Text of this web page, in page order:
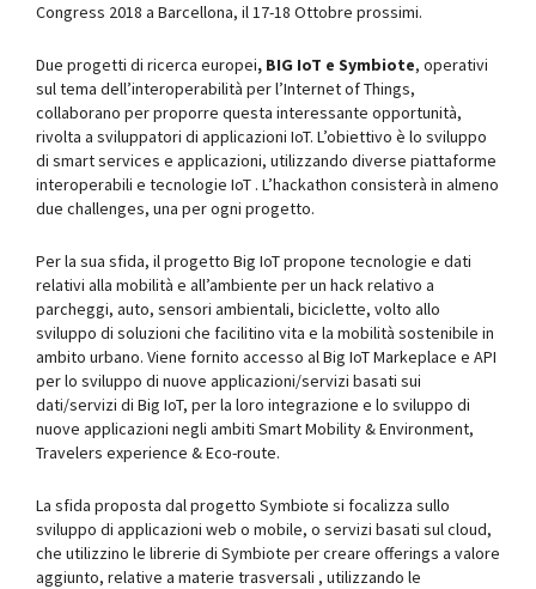
Congress 2018 a Barcellona, il 17-18 Ottobre prossimi.
Due progetti di ricerca europei, BIG IoT e Symbiote, operativi
sul tema dell’interoperabilità per l’Internet of Things,
collaborano per proporre questa interessante opportunità,
rivolta a sviluppatori di applicazioni IoT. L’obiettivo è lo sviluppo
di smart services e applicazioni, utilizzando diverse piattaforme
interoperabili e tecnologie IoT . L’hackathon consisterà in almeno
due challenges, una per ogni progetto.
Per la sua sfida, il progetto Big IoT propone tecnologie e dati
relativi alla mobilità e all’ambiente per un hack relativo a
parcheggi, auto, sensori ambientali, biciclette, volto allo
sviluppo di soluzioni che facilitino vita e la mobilità sostenibile in
ambito urbano. Viene fornito accesso al Big IoT Markeplace e API
per lo sviluppo di nuove applicazioni/servizi basati sui
dati/servizi di Big IoT, per la loro integrazione e lo sviluppo di
nuove applicazioni negli ambiti Smart Mobility & Environment,
Travelers experience & Eco-route.
La sfida proposta dal progetto Symbiote si focalizza sullo
sviluppo di applicazioni web o mobile, o servizi basati sul cloud,
che utilizzino le librerie di Symbiote per creare offerings a valore
aggiunto, relative a materie trasversali , utilizzando le